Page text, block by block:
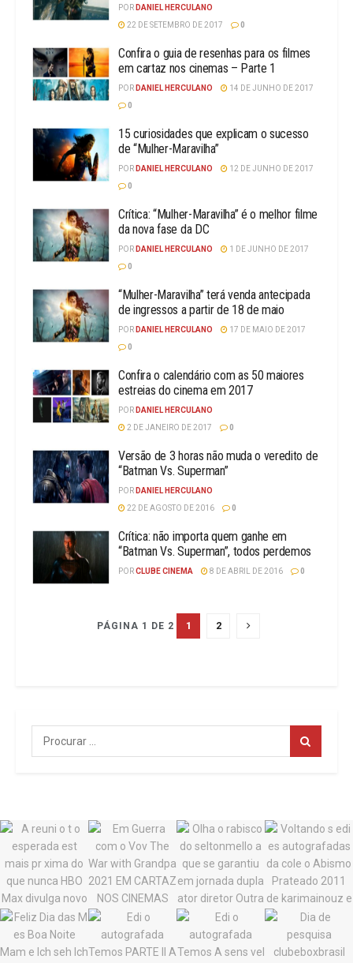
POR DANIEL HERCULANO
22 DE SETEMBRO DE 2017
0
Confira o guia de resenhas para os filmes
em cartaz nos cinemas – Parte 1
POR DANIEL HERCULANO
14 DE JUNHO DE 2017
0
15 curiosidades que explicam o sucesso
de “Mulher-Maravilha”
POR DANIEL HERCULANO
12 DE JUNHO DE 2017
0
Crítica: “Mulher-Maravilha” é o melhor filme
da nova fase da DC
POR DANIEL HERCULANO
1 DE JUNHO DE 2017
0
“Mulher-Maravilha” terá venda antecipada
de ingressos a partir de 18 de maio
POR DANIEL HERCULANO
17 DE MAIO DE 2017
0
Confira o calendário com as 50 maiores
estreias do cinema em 2017
POR DANIEL HERCULANO
2 DE JANEIRO DE 2017
0
Versão de 3 horas não muda o veredito de
“Batman Vs. Superman”
POR DANIEL HERCULANO
22 DE AGOSTO DE 2016
0
Crítica: não importa quem ganhe em
“Batman Vs. Superman”, todos perdemos
PORCLUBE CINEMA 8 DE ABRIL DE 2016 0
PÁGINA 1 DE 2 1 2